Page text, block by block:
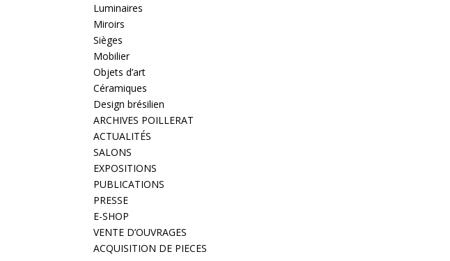
Luminaires
Miroirs
Sièges
Mobilier
Objets d’art
Céramiques
Design brésilien
ARCHIVES POILLERAT
ACTUALITÉS
SALONS
EXPOSITIONS
PUBLICATIONS
PRESSE
E-SHOP
VENTE D’OUVRAGES
ACQUISITION DE PIECES